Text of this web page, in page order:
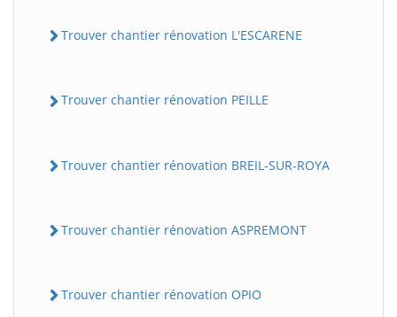
Trouver chantier rénovation L'ESCARENE
Trouver chantier rénovation PEILLE
Trouver chantier rénovation BREIL-SUR-ROYA
Trouver chantier rénovation ASPREMONT
Trouver chantier rénovation OPIO